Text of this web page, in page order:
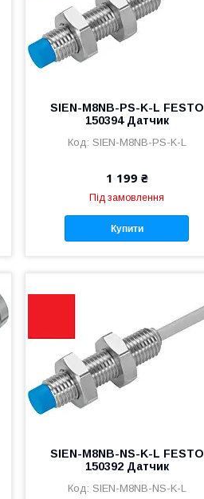
SIEN-M8NB-PS-K-L FESTO
150394 Датчик
SIEN-M8NB-PS-K-L
1 199 ₴
Під замовлення
Купити
SIEN-M8NB-NS-K-L FESTO
150392 Датчик
SIEN-M8NB-NS-K-L